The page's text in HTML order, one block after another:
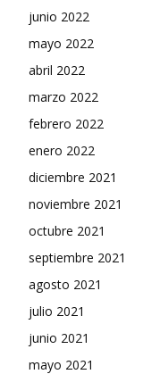
junio 2022
mayo 2022
abril 2022
marzo 2022
febrero 2022
enero 2022
diciembre 2021
noviembre 2021
octubre 2021
septiembre 2021
agosto 2021
julio 2021
junio 2021
mayo 2021